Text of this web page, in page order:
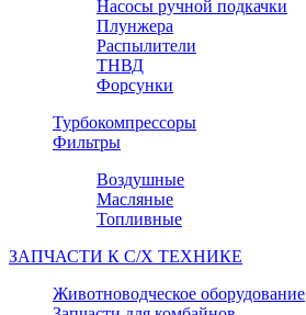
Насосы ручной подкачки
Плунжера
Распылители
ТНВД
Форсунки
Турбокомпрессоры
Фильтры
Воздушные
Масляные
Топливные
ЗАПЧАСТИ К С/Х ТЕХНИКЕ
Животноводческое оборудование